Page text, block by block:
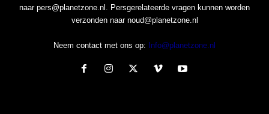
naar pers@planetzone.nl. Persgerelateerde vragen kunnen worden
verzonden naar noud@planetzone.nl
Neem contact met ons op: Info@planetzone.nl